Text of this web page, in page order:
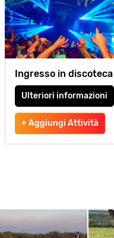
Ingresso in discoteca
Ulteriori informazioni
+ Aggiungi Attività